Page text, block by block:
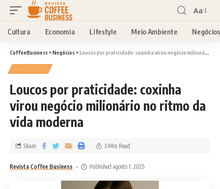
Aa
Cultura Economia Lifestyle Meio Ambiente Negócios
CoffeeBusiness >Negócios >Loucos por praticidade: coxinha virou negócio milionário no ritmo da vida moderna
NEGÓCIOS
Loucos por praticidade: coxinha
virou negócio milionário no ritmo da
vida moderna
Revista Coffee Business Published agosto 1, 2025
Share 3 Min Read